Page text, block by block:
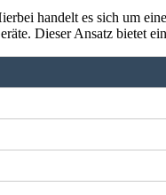
handelt es sich um
Dieser Ansatz bietet